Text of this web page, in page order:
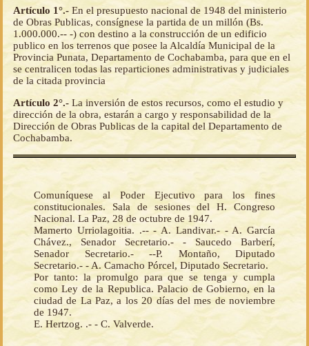
Artículo 1°.- En el presupuesto nacional de 1948 del ministerio
de Obras Publicas, consígnese la partida de un millón (Bs.
1.000.000.-- -) con destino a la construcción de un edificio
publico en los terrenos que posee la Alcaldía Municipal de la
Provincia Punata, Departamento de Cochabamba, para que en el
se centralicen todas las reparticiones administrativas y judiciales
de la citada provincia
Artículo 2°.- La inversión de estos recursos, como el estudio y
dirección de la obra, estarán a cargo y responsabilidad de la
Dirección de Obras Publicas de la capital del Departamento de
Cochabamba.
Comuníquese al Poder Ejecutivo para los fines
constitucionales. Sala de sesiones del H. Congreso
Nacional. La Paz, 28 de octubre de 1947.
Mamerto Urriolagoitia. .-- - A. Landivar.- - A. García
Chávez., Senador Secretario.- - Saucedo Barberí,
Senador Secretario.- --P. Montaño, Diputado
Secretario.- - A. Camacho Pórcel, Diputado Secretario.
Por tanto: la promulgo para que se tenga y cumpla
como Ley de la Republica. Palacio de Gobierno, en la
ciudad de La Paz, a los 20 días del mes de noviembre
de 1947.
E. Hertzog. .- - C. Valverde.